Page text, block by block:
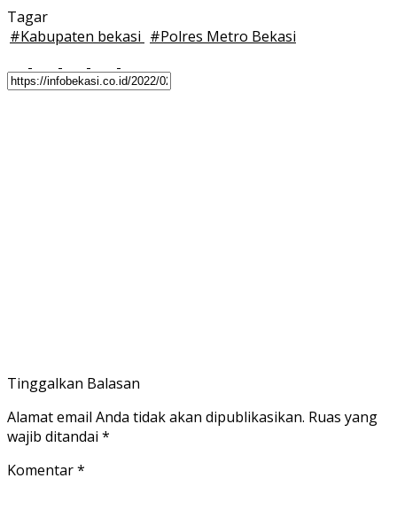
Tagar
#Kabupaten bekasi #Polres Metro Bekasi
Tinggalkan Balasan
Alamat email Anda tidak akan dipublikasikan. Ruas yang
wajib ditandai *
Komentar*